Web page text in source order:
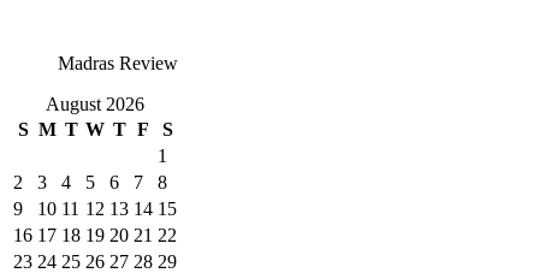
Madras Review
August 2026
S M T W T F
S
1
2
3 4 5 6 7
8
9
10 11 12 13 14 15
16 17 18 19 20 21 22
23 24 25 26 27 28 29